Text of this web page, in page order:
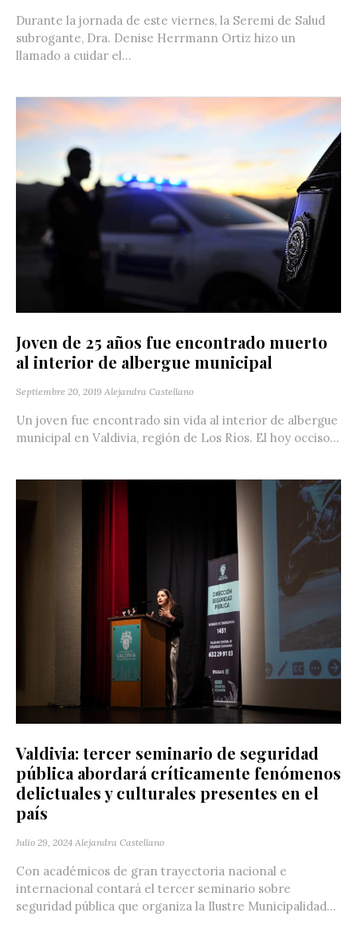
Durante la jornada de este viernes, la Seremi de Salud
subrogante, Dra. Denise Herrmann Ortiz hizo un
llamado a cuidar el...
Joven de 25 años fue encontrado muerto
al interior de albergue municipal
Septiembre 20, 2019 Alejandra Castellano
Un joven fue encontrado sin vida al interior de albergue
municipal en Valdivia, región de Los Ríos. El hoy occiso...
Valdivia: tercer seminario de seguridad
pública abordará críticamente fenómenos
delictuales y culturales presentes en el
país
Julio 29, 2024 Alejandra Castellano
Con académicos de gran trayectoria nacional e
internacional contará el tercer seminario sobre
seguridad pública que organiza la Ilustre Municipalidad...